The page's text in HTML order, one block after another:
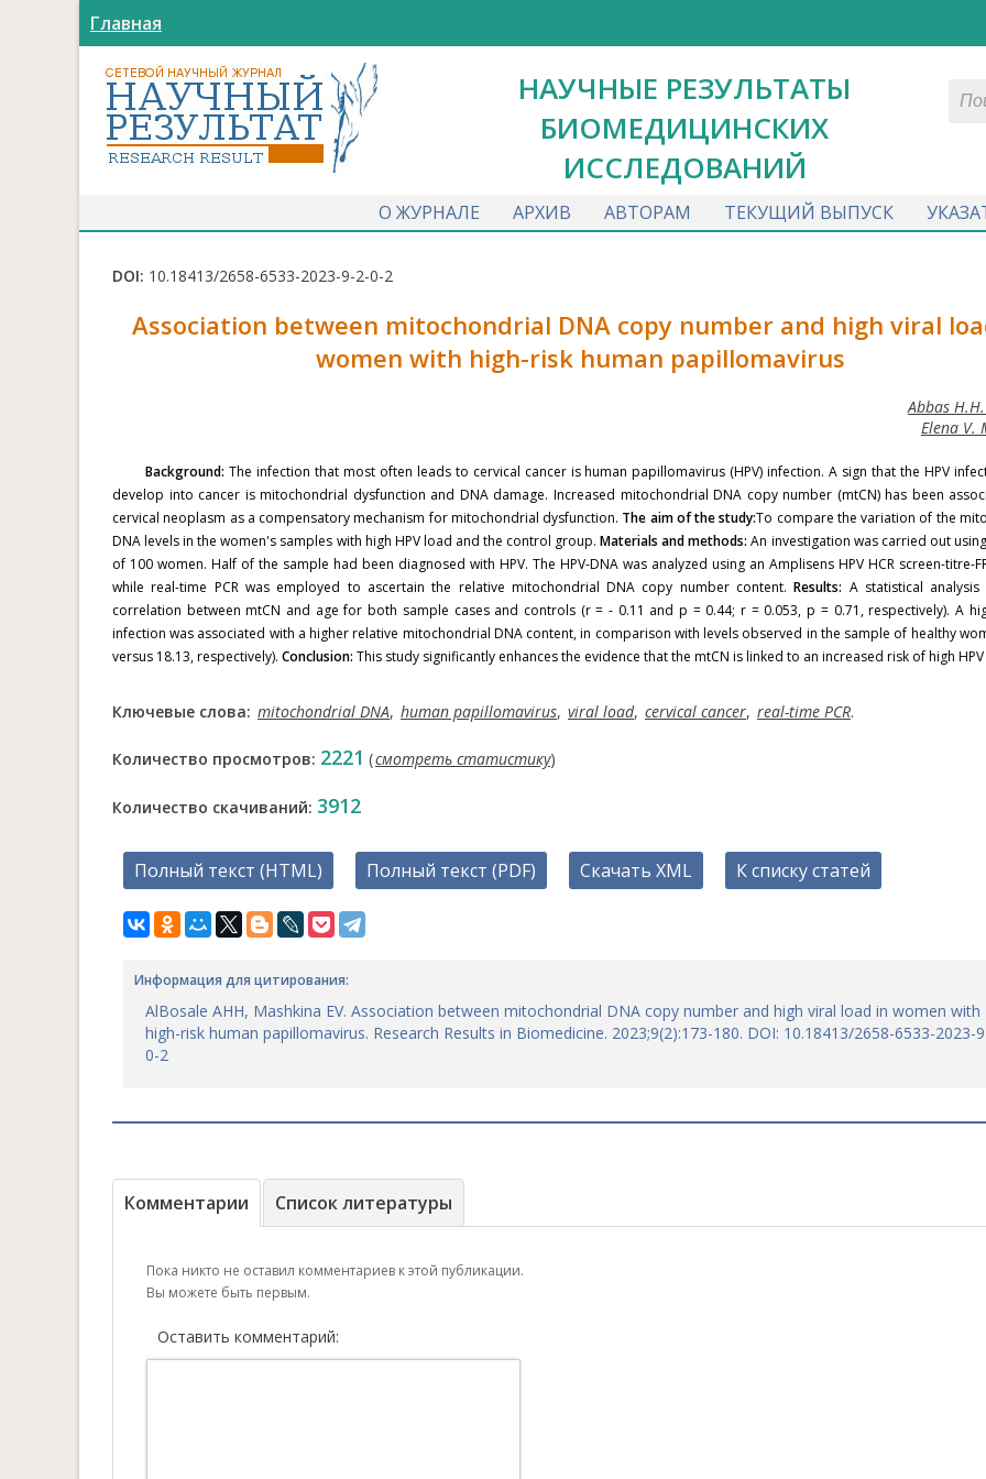
Главная
НАУЧНЫЕ РЕЗУЛЬТАТЫ
БИОМЕДИЦИНСКИХ
ИССЛЕДОВАНИЙ
О ЖУРНАЛЕ АРХИВ АВТОРАМ ТЕКУЩИЙ ВЫПУСК
DOI: 10.18413/2658-6533-2023-9-2-0-2
Association between mitochondrial DNA copy number and high viral
women with high-risk human papillomavirus
Abbas
Elena V.
Background: The infection that most often leads to cervical cancer is human papillomavirus (HPV) infection. A sign that the HPV
develop into cancer is mitochondrial dysfunction and DNA damage. Increased mitochondrial DNA copy number (mtCN) has been
cervical neoplasm as a compensatory mechanism for mitochondrial dysfunction. The aim of the study:To compare the variation of the
DNA levels in the women's samples with high HPV load and the control group.Materials and methods: An investigation was carried out
of 100 women. Half of the sample had been diagnosed with HPV. The HPV-DNA was analyzed using an Amplisens HPV HCR screen-titre-
while real-time PCR was employed to ascertain the relative mitochondrial DNA copy number content.Results: A statistical
correlation between mtCN and age for both sample cases and controls (r = - 0.11 and p = 0.44; r = 0.053, p = 0.71, respectively). A
infection was associated with a higher relative mitochondrial DNA content, in comparison with levels observed in the sample of healthy
versus 18.13, respectively). Conclusion: This study significantly enhances the evidence that the mtCN is linked to an increased risk of high
Ключевые слова: mitochondrial DNA, human papillomavirus, viral load, cervical cancer, real-time PCR.
Количество просмотров: 2221 (смотреть статистику)
Количество скачиваний: 3912
Полный текст (HTML) Полный текст (PDF) Скачать XML К списку статей
Информация для цитирования:
AlBosale AHH, Mashkina EV. Association between mitochondrial DNA copy number and high viral load in women with
high-risk human papillomavirus. Research Results in Biomedicine. 2023;9(2):173-180. DOI: 10.18413/2658-6533-2023-
0-2
Комментарии Список литературы
Пока никто не оставил комментариев к этой публикации.
Вы можете быть первым.
Оставить комментарий: